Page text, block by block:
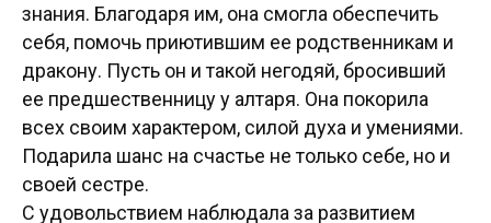
знания. Благодаря им, она смогла обеспечить
себя, помочь приютившим ее родственникам и
дракону. Пусть он и такой негодяй, бросивший
ее предшественницу у алтаря. Она покорила
всех своим характером, силой духа и умениями.
Подарила шанс на счастье не только себе, но и
своей сестре.
С удовольствием наблюдала за развитием